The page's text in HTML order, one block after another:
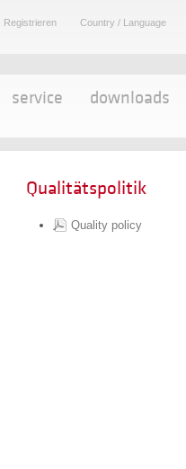
Registrieren Country / Language
service downloads
Qualitätspolitik
Quality policy